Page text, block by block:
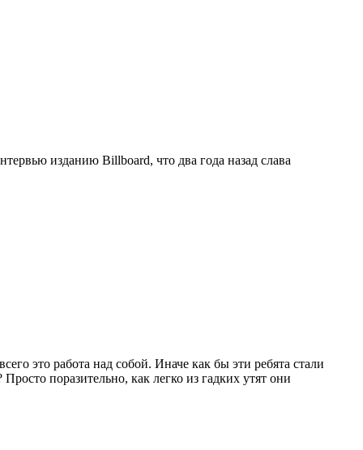
изданию Billboard, что два года назад слава
это работа над собой. Иначе как бы эти ребята стали
поразительно, как легко из гадких утят они